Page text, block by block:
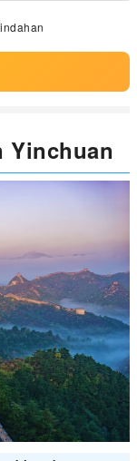
Yinchuan